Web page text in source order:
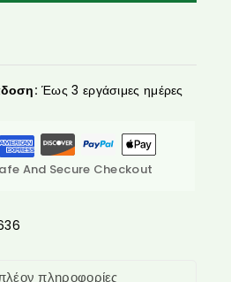
Έως 3 εργάσιμες ημέρες
And Secure Checkout
πληροφορίες